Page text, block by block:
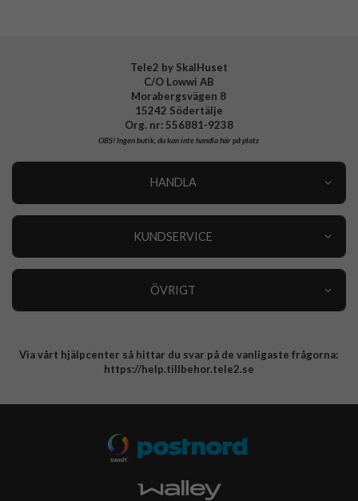
Tele2 by SkalHuset
C/O Lowwi AB
Morabergsvägen 8
15242 Södertälje
Org. nr: 556881-9238
OBS!Ingen butik, du kan inte handla här på plats
HANDLA
KUNDSERVICE
ÖVRIGT
Integritetspolicy
Via vårt hjälpcenter så hittar du svar på de vanligaste frågorna:
https://help.tillbehor.tele2.se